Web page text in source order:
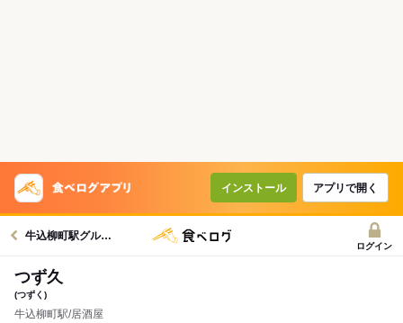
インストール アプリで開く
牛込柳町駅グルメへ
ログイン
つず久
(つずく)
牛込柳町駅/居酒屋